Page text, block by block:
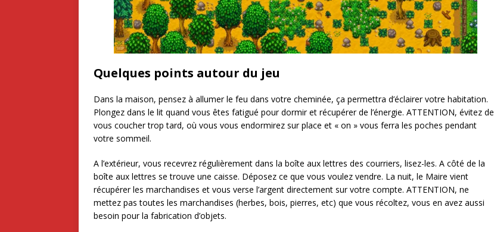
Quelques points autour du jeu
Dans la maison, pensez à allumer le feu dans votre cheminée, ça permettra d’éclairer votre habitation.
Plongez dans le lit quand vous êtes fatigué pour dormir et récupérer de l’énergie. ATTENTION, évitez de
vous coucher trop tard, où vous vous endormirez sur place et « on » vous ferra les poches pendant
votre sommeil.
A l’extérieur, vous recevrez régulièrement dans la boîte aux lettres des courriers, lisez-les. A côté de la
boîte aux lettres se trouve une caisse. Déposez ce que vous voulez vendre. La nuit, le Maire vient
récupérer les marchandises et vous verse l’argent directement sur votre compte. ATTENTION, ne
mettez pas toutes les marchandises (herbes, bois, pierres, etc) que vous récoltez, vous en avez aussi
besoin pour la fabrication d’objets.